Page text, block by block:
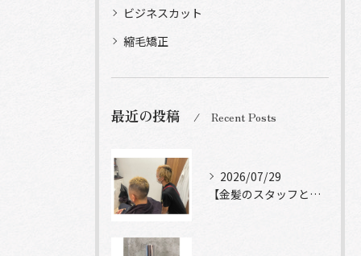
ビジネスカット
縮毛矯正
最近の投稿 Recent Posts
2026/07/29
【金髪のスタッフと常連様ショット】